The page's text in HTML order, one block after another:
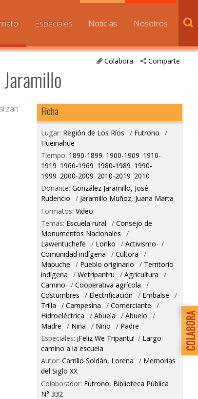
Especiales Noticias Nosotros
Comparte
Colabora
Ficha
Lugar: Región de Los Ríos / Futrono
/
Hueinahue
Tiempo: 1890-1899 1900-1909 1910-
1919 1960-1969 1980-1989 1990-
1999 2000-2009 2010-2019 2010
Donante: González Jaramillo, José
Rudencio
/ Jaramillo Muñoz, Juana Marta
Formatos: Video
Temas: Escuela rural / Consejo de
Monumentos Nacionales
/
Lawentuchefe
/ Lonko / Activismo
/
Comunidad indígena
/ Cultora
/
Mapuche
/ Pueblo originario / Territorio
indígena
/ Wetripantru / Agricultura
/
Camino
/ Cooperativa agrícola
/
Costumbres
/ Electrificación / Embalse
/
Trilla
/ Campesina / Comerciante
/
Hidroeléctrica
/ Abuela / Abuelo
/
Madre
/ Niña / Niño / Padre
Especiales: ¡Feliz We Tripantu! / Largo
camino a la escuela
Autor: Carrillo Soldán, Lorena / Memorias
del Siglo XX
Colaborador: Futrono, Biblioteca Pública
N° 332